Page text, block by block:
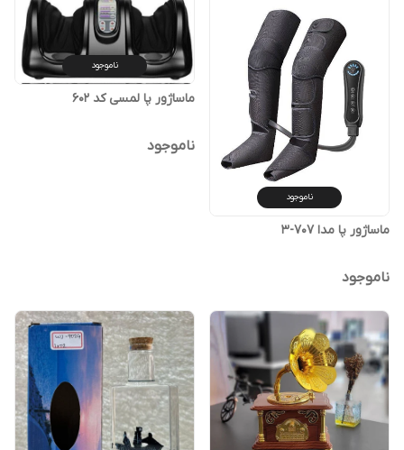
ناموجود
ماساژور پا مدا 707-3
ناموجود
ناموجود
ماساژور پا لمسی کد 602
ناموجود